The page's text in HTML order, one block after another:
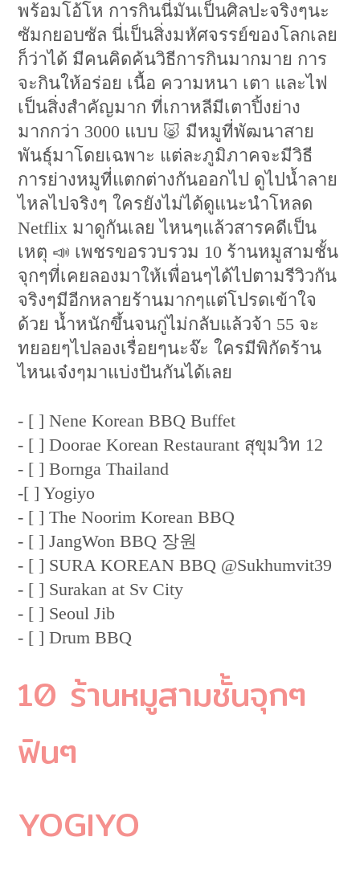
พร้อมโอ้โห การกินนี่มันเป็นศิลปะจริงๆนะ
ซัมกยอบซัล นี่เป็นสิ่งมหัศจรรย์ของโลกเลย
ก็ว่าได้ มีคนคิดค้นวิธีการกินมากมาย การ
จะกินให้อร่อย เนื้อ ความหนา เตา และไฟ
เป็นสิ่งสำคัญมาก ที่เกาหลีมีเตาปิ้งย่าง
มากกว่า 3000 แบบ 🐷 มีหมูที่พัฒนาสาย
พันธุ์มาโดยเฉพาะ แต่ละภูมิภาคจะมีวิธี
การย่างหมูที่แตกต่างกันออกไป ดูไปน้ำลาย
ไหลไปจริงๆ ใครยังไม่ได้ดูแนะนำโหลด
Netflix มาดูกันเลย ไหนๆแล้วสารคดีเป็น
เหตุ 📣 เพชรขอรวบรวม 10 ร้านหมูสามชั้น
จุกๆที่เคยลองมาให้เพื่อนๆได้ไปตามรีวิวกัน
จริงๆมีอีกหลายร้านมากๆแต่โปรดเข้าใจ
ด้วย น้ำหนักขึ้นจนกู่ไม่กลับแล้วจ้า 55 จะ
ทยอยๆไปลองเรื่อยๆนะจ๊ะ ใครมีพิกัดร้าน
ไหนเจ๋งๆมาแบ่งปันกันได้เลย
- [ ] Nene Korean BBQ Buffet
- [ ] Doorae Korean Restaurant สุขุมวิท 12
- [ ] Bornga Thailand
-[ ] Yogiyo
- [ ] The Noorim Korean BBQ
- [ ] JangWon BBQ 장원
- [ ] SURA KOREAN BBQ @Sukhumvit39
- [ ] Surakan at Sv City
- [ ] Seoul Jib
- [ ] Drum BBQ
10 ร้านหมูสามชั้นจุกๆ
ฟินๆ
YOGIYO